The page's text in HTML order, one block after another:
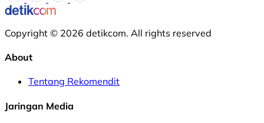
Copyright © 2026 detikcom. All rights reserved
About
Tentang Rekomendit
Jaringan Media